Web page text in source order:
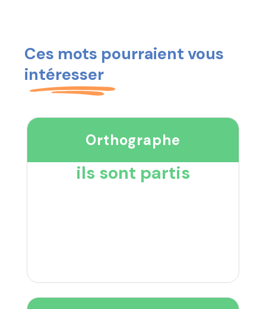
Ces mots pourraient vous
intéresser
Orthographe
ils sont partis